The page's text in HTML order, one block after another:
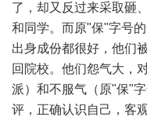
了，却又反过来采取砸
和同学。而原"保"字号
出身成份都很好，他们
回院校。他们怨气大，
派）和不服气（原"保"
评，正确认识自己，客